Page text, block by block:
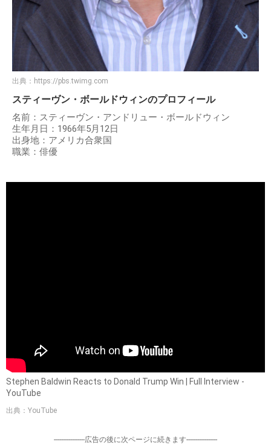
出典： https://pbs.twimg.com
スティーヴン・ボールドウィンのプロフィール
名前：スティーヴン・アンドリュー・ボールドウィン
生年月日：1966年5月12日
出身地：アメリカ合衆国
職業：俳優
Stephen Baldwin Reacts to Donald Trump Win | Full Interview -
YouTube
出典：YouTube
-----------------広告の後に次ページに続きます-----------------